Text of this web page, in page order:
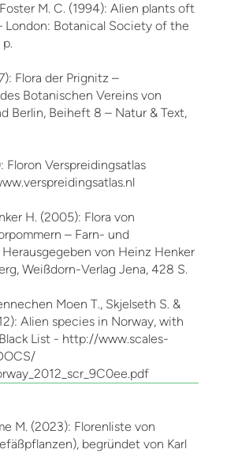
M. C. (1994): Alien plants oft
London: Botanical Society of the
p.
Flora der Prignitz –
Botanischen Vereins von
Berlin, Beiheft 8 – Natur & Text,
Floron Verspreidingsatlas
H. (2005): Flora von
– Farn- und
von Heinz Henker
Weißdorn-Verlag Jena, 428 S.
Moen T., Skjelseth S. &
Alien species in Norway, with
List - http://www.scales-
M. (2023): Florenliste von
begründet von Karl